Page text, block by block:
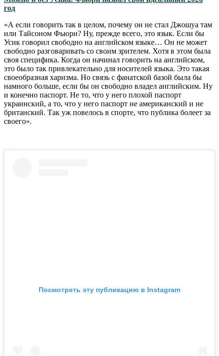
год
«А если говорить так в целом, почему он не стал Джошуа там
или Тайсоном Фьюри? Ну, прежде всего, это язык. Если бы
Усик говорил свободно на английском языке… Он не может
свободно разговаривать со своим зрителем. Хотя в этом была
своя специфика. Когда он начинал говорить на английском,
это было так привлекательно для носителей языка. Это такая
своеобразная харизма. Но связь с фанатской базой была бы
намного больше, если бы он свободно владел английским. Ну
и конечно паспорт. Не то, что у него плохой паспорт
украинский, а то, что у него паспорт не американский и не
британский. Так уж повелось в спорте, что публика болеет за
своего».
Посмотреть эту публикацию в Instagram